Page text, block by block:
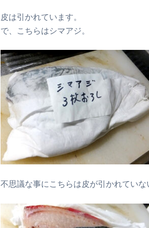
皮は引かれています。
で、こちらはシマアジ。
不思議な事にこちらは皮が引かれていな